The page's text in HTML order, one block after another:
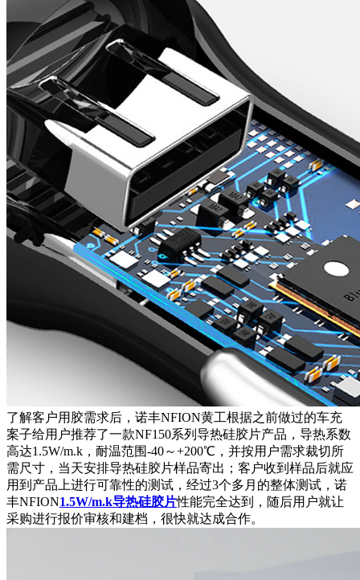
了解客户用胶需求后，诺丰NFION黄工根据之前做过的车充
案子给用户推荐了一款NF150系列导热硅胶片产品，导热系数
高达1.5W/m.k，耐温范围-40～+200℃，并按用户需求裁切所
需尺寸，当天安排导热硅胶片样品寄出；客户收到样品后就应
用到产品上进行可靠性的测试，经过3个多月的整体测试，诺
丰NFION1.5W/m.k导热硅胶片性能完全达到，随后用户就让
采购进行报价审核和建档，很快就达成合作。